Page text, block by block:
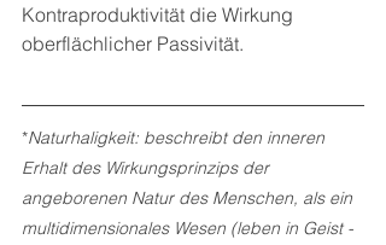
Kontraproduktivität die Wirkung
oberflächlicher Passivität.
*Naturhaligkeit: beschreibt den inneren
Erhalt des Wirkungsprinzips der
angeborenen Natur des Menschen, als ein
multidimensionales Wesen (leben in Geist -